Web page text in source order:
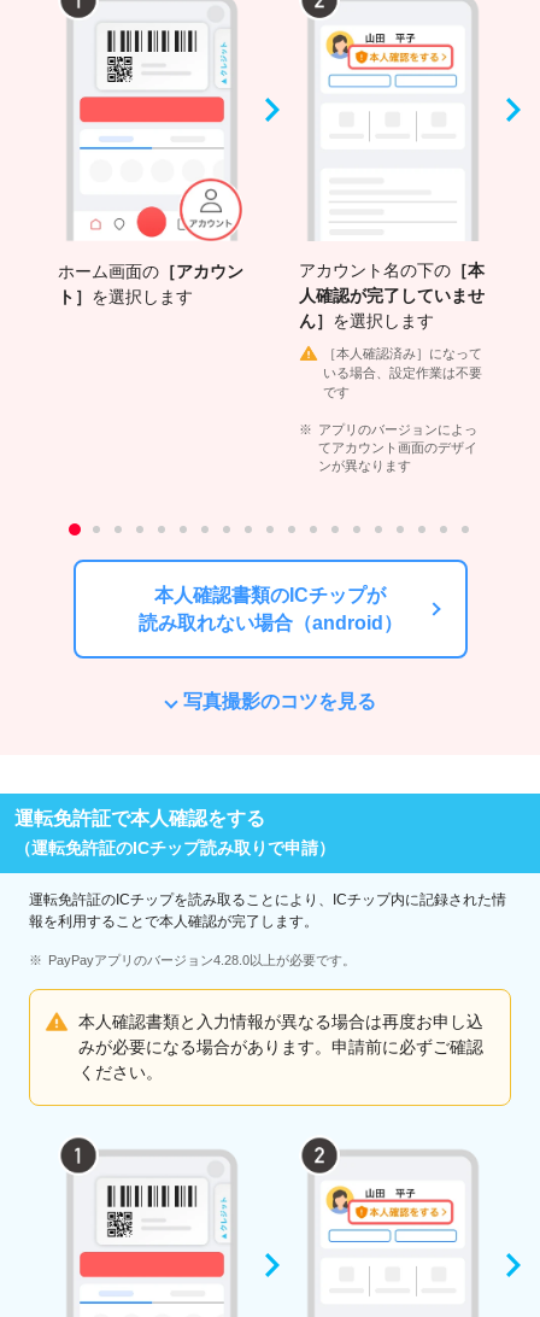
ホーム画面の ［アカウン
ト］ を選択します
アカウント名の下の ［本
人確認が完了していませ
ん］ を選択します
［本人確認済み］になって
いる場合、設定作業は不要
です
アプリのバージョンによっ
てアカウント画面のデザイ
ンが異なります
本人確認書類のICチップが
読み取れない場合（android）
写真撮影のコツを見る
運転免許証で本人確認をする
（運転免許証のICチップ読み取りで申請）
運転免許証のICチップを読み取ることにより、ICチップ内に記録された情
報を利用することで本人確認が完了します。
PayPayアプリのバージョン4.28.0以上が必要です。
本人確認書類と入力情報が異なる場合は再度お申し込
みが必要になる場合があります。申請前に必ずご確認
ください。